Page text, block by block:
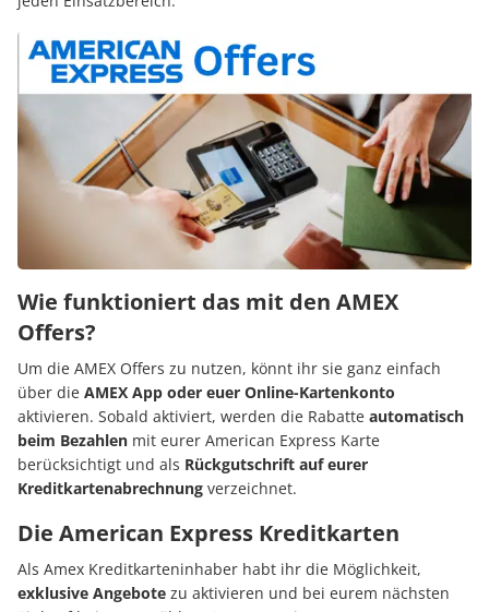
Wie funktioniert das mit den AMEX
Offers?
Um die AMEX Offers zu nutzen, könnt ihr sie ganz einfach
über die AMEX App oder euer Online-Kartenkonto
aktivieren. Sobald aktiviert, werden die Rabatte automatisch
beim Bezahlen mit eurer American Express Karte
berücksichtigt und als Rückgutschrift auf eurer
Kreditkartenabrechnung verzeichnet.
Die American Express Kreditkarten
Als Amex Kreditkarteninhaber habt ihr die Möglichkeit,
exklusive Angebote zu aktivieren und bei eurem nächsten